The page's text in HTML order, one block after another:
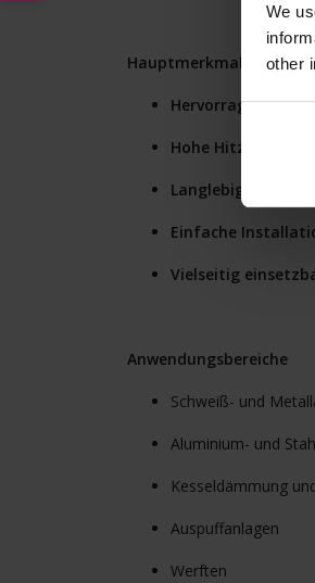
We
other
Hauptmerkmale
Hervorragende
Hohe
Langlebig:
Einfache
Vielseitig
Anwendungsbereiche
Schweiß- und
Aluminium- und
Kesseldämmung
Auspuffanlagen
Werften